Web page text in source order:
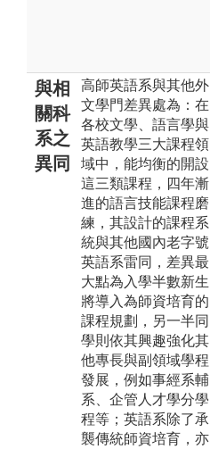
與相
關科
系之
異同
高師英語系與其他外
文學門差異處為：在
各校文學、語言學與
英語教學三大課程領
域中，能均衡的開設
這三類課程，四年漸
進的語言技能課程磨
練，其設計的課程系
統與其他國內老字號
英語系雷同，差異最
大點為入學半數新生
將導入為師資培育的
課程規劃，另一半同
學則依其興趣強化其
他專長與副領域學程
發展，例如事經系輔
系、企管人才學分學
程等；英語系除了承
襲傳統師資培育，亦